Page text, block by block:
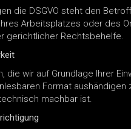
die DSGVO steht den
Arbeitsplatzes oder des
gerichtlicher Rechtsbehelfe.
die wir auf Grundlage Ihrer
Format
machbar ist.